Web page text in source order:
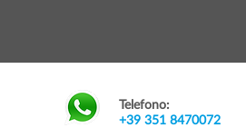
Telefono:
+39 351 8470072